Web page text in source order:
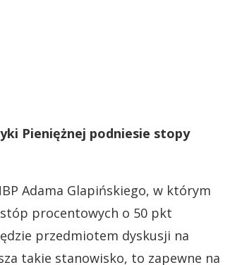
Pieniężnej podniesie stopy
Adama Glapińskiego, w którym
stóp procentowych o 50 pkt
przedmiotem dyskusji na
takie stanowisko, to zapewne na